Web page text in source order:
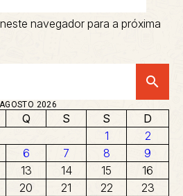
navegador para a próxima
search
AGOSTO 2026
Q S S
D
1
2
6 7 8
9
13 14 15
16
20 21 22
23